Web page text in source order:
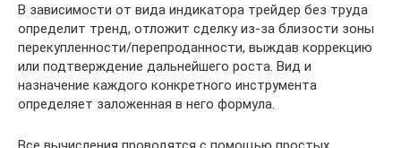
В зависимости от вида индикатора трейдер без труда
определит тренд, отложит сделку из-за близости зоны
перекупленности/перепроданности, выждав коррекцию
или подтверждение дальнейшего роста. Вид и
назначение каждого конкретного инструмента
определяет заложенная в него формула.